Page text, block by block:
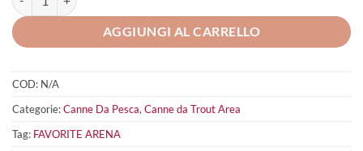
AGGIUNGI AL CARRELLO
COD: N/A
Categorie:Canne Da Pesca, Canne da Trout Area
Tag: FAVORITE ARENA